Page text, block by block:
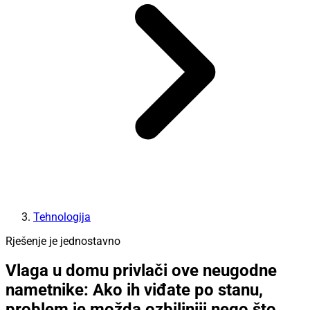
Tehnologija
Rješenje je jednostavno
Vlaga u domu privlači ove neugodne
nametnike: Ako ih viđate po stanu,